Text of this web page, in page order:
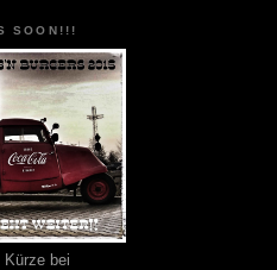
SOON!!!
bei